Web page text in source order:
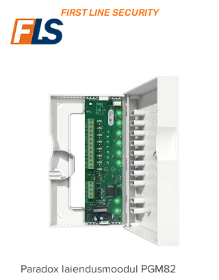
FIRST LINE SECURITY
Paradox laiendusmoodul PGM82